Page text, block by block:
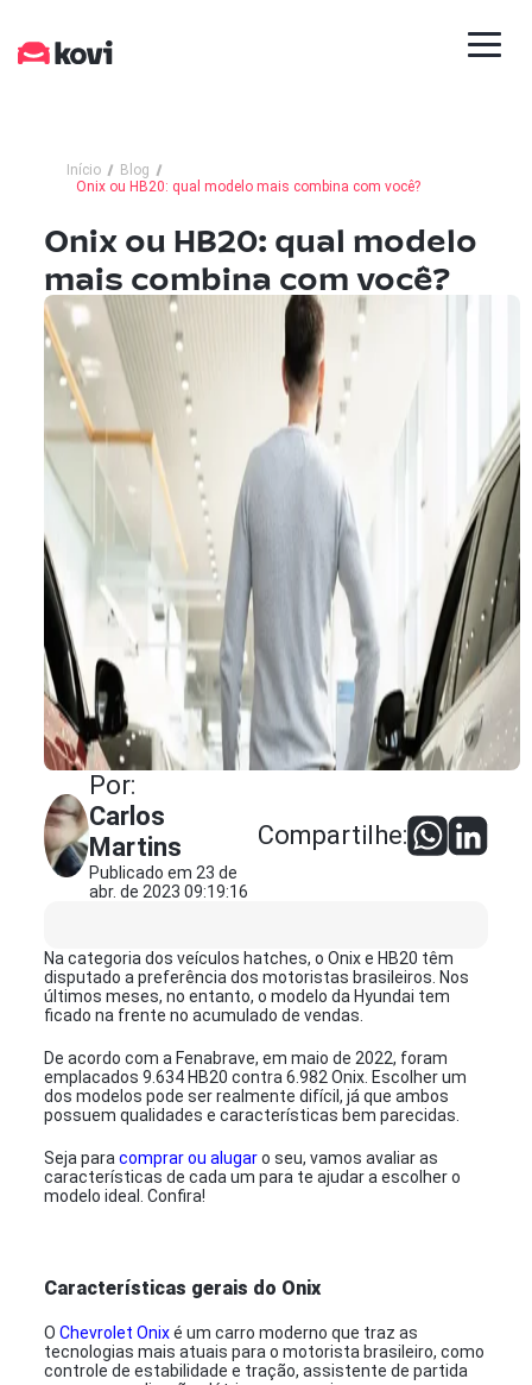
Início
Blog
Onix ou HB20: qual modelo mais combina com você?
Onix ou HB20: qual modelo
mais combina com você?
Por:
Carlos
Martins
Publicado em 23 de
abr. de 2023 09:19:16
Compartilhe:
Na categoria dos veículos hatches, o Onix e HB20 têm
disputado a preferência dos motoristas brasileiros. Nos
últimos meses, no entanto, o modelo da Hyundai tem
ficado na frente no acumulado de vendas.
De acordo com a Fenabrave, em maio de 2022, foram
emplacados 9.634 HB20 contra 6.982 Onix. Escolher um
dos modelos pode ser realmente difícil, já que ambos
possuem qualidades e características bem parecidas.
Seja paracomprar ou alugaro seu, vamos avaliar as
características de cada um para te ajudar a escolher o
modelo ideal. Confira!
Características gerais do Onix
OChevrolet Onixé um carro moderno que traz as
tecnologias mais atuais para o motorista brasileiro, como
controle de estabilidade e tração, assistente de partida